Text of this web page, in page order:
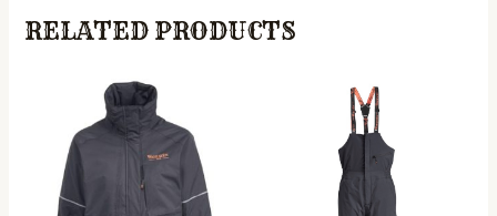
RELATED PRODUCTS